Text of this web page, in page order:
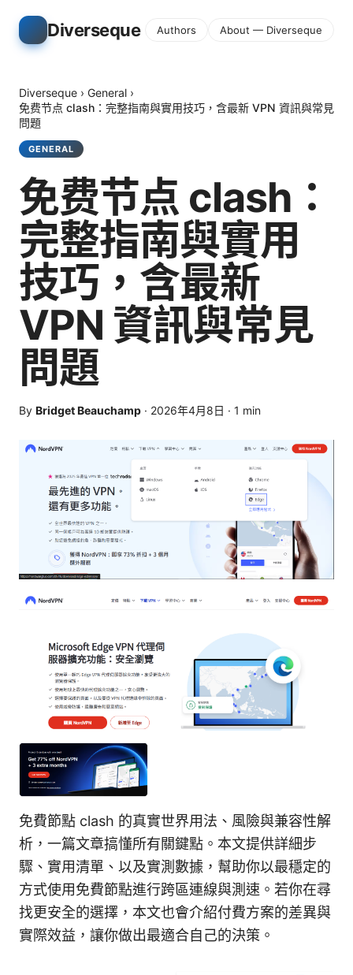
Diverseque Authors About — Diverseque
Diverseque › General ›
免费节点 clash：完整指南與實用技巧，含最新 VPN 資訊與常見
問題
GENERAL
免费节点 clash：
完整指南與實用
技巧，含最新
VPN 資訊與常見
問題
By Bridget Beauchamp · 2026年4月8日 · 1 min
免費節點 clash 的真實世界用法、風險與兼容性解
析，一篇文章搞懂所有關鍵點。本文提供詳細步
驟、實用清單、以及實測數據，幫助你以最穩定的
方式使用免費節點進行跨區連線與測速。若你在尋
找更安全的選擇，本文也會介紹付費方案的差異與
實際效益，讓你做出最適合自己的決策。